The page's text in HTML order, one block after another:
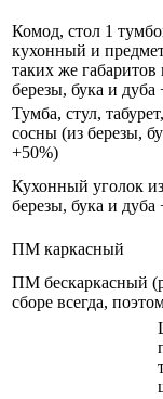
Комод, стол 1
кухонный и
таких же габаритов
березы, бука и дуба
Тумба, стул,
сосны (из березы,
+50%)
Кухонный уголок
березы, бука и дуба
ПМ каркасный
ПМ бескаркасный
сборе всегда,